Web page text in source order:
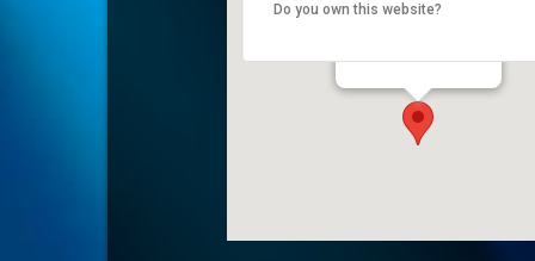
Do you own this website?